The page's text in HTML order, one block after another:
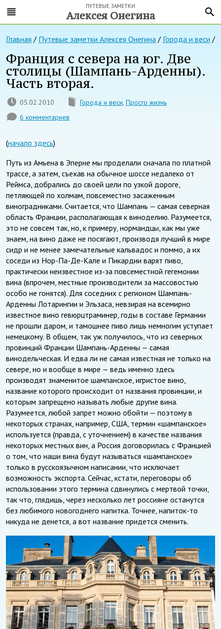
ПУТЕВЫЕ ЗАМЕТКИ
Алексея Онегина
Главная / Путевые заметки Алексея Онегина / Города и веси /
Франция с севера на юг. Две
столицы (Шампань-Арденны).
Часть вторая.
05.02.2010 Города и веси, Просто жизнь
6 комментариев
(начало здесь)
Путь из Амьена в Эперне мы проделали сначала по платной
трассе, а затем, съехав на обычное шоссе недалеко от
Реймса, добрались до своей цели по узкой дороге,
петляющей по холмам, повсеместно засаженным
виноградниками. Считается, что Шампань — самая северная
область Франции, располагающая к виноделию. Разумеется,
это не совсем так, но, к примеру, нормандцы, как мы уже
знаем, на вино даже не посягают, производя лучший в мире
сидр и не менее замечательные кальвадос и поммо, а их
соседи из Нор-Па-Де-Кале и Пикардии варят пиво,
практически неизвестное из-за повсеместной гегемонии
вина (впрочем, местные производители за массовостью
особо не гонятся). Для соседних с регионом Шампань-
Арденны Лотарингии и Эльзаса, невзирая на всемирно
известное вино гевюрцтраминер, годы в составе Германии
не прошли даром, и тамошнее пиво лишь немногим уступает
немецкому. В общем, так уж получилось, что из северных
провинций Франции Шампань-Арденны — самая
винодельческая. И едва ли не самая известная не только на
севере, но и вообще в мире — ведь именно здесь
производят знаменитое шампанское, игристое вино,
название которого происходит от названия провинции, и
которым запрещено называть любые другие вина.
Разумеется, любой запрет можно обойти — поэтому в
некоторых странах, например, США, термин «шампанское»
используется (правда, с уточнением) в качестве названия
некоторых местных вин, а Россия договорилась с Францией
о том, что наши вина будут называться «шампанское»
только в русскоязычном написании, что исключает
возможность экспорта. Сейчас, кстати, переговоры об
использовании этого термина сдвинулись с мертвой точки,
так что, глядишь, через несколько лет россияне останутся
без любимого новогоднего напитка. Точнее, напиток-то
никуда не денется, а вот название придется сменить.